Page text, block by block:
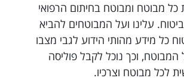
כל מבוטח ומבוטח בחיתום הרפואי
עלינו ועל המבוטחים להביא
כל מידע מהותי הידוע לגבי מצבו
המבוטח, וכך נוכל לקבל פוליסה
לכל מבוטח וצרכיו.